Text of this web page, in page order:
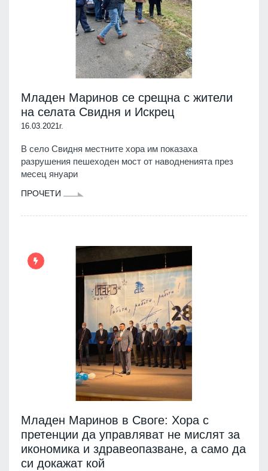
Младен Маринов се срещна с жители
на селата Свидня и Искрец
16.03.2021г.
В село Свидня местните хора им показаха
разрушения пешеходен мост от наводненията през
месец януари
ПРОЧЕТИ
Младен Маринов в Своге: Хора с
претенции да управляват не мислят за
икономика и здравеопазване, а само да
си докажат кой